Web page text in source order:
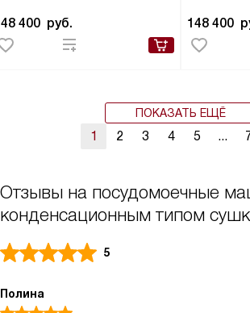
400 руб. 148 400
ПОКАЗАТЬ ЕЩЁ
1 2 3 4 5 ...
Отзывы на посудомоечные
конденсационным типом
5
Полина